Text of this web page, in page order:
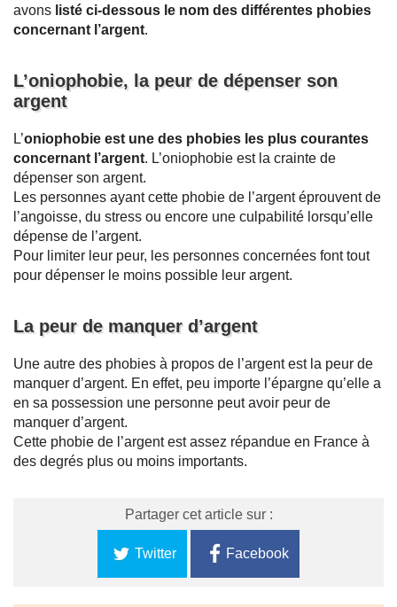
avons listé ci-dessous le nom des différentes phobies
concernant l’argent.
L’oniophobie, la peur de dépenser son
argent
L’oniophobie est une des phobies les plus courantes
concernant l’argent. L’oniophobie est la crainte de
dépenser son argent.
Les personnes ayant cette phobie de l’argent éprouvent de
l’angoisse, du stress ou encore une culpabilité lorsqu’elle
dépense de l’argent.
Pour limiter leur peur, les personnes concernées font tout
pour dépenser le moins possible leur argent.
La peur de manquer d’argent
Une autre des phobies à propos de l’argent est la peur de
manquer d’argent. En effet, peu importe l’épargne qu’elle a
en sa possession une personne peut avoir peur de
manquer d’argent.
Cette phobie de l’argent est assez répandue en France à
des degrés plus ou moins importants.
Partager cet article sur :
Twitter Facebook